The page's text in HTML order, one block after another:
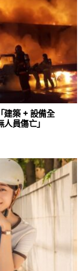
建築 + 設備全
員傷亡」